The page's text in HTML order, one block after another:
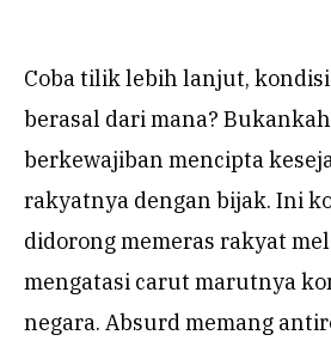
Coba tilik lebih lanjut,
berasal dari mana?
berkewajiban mencipta
rakyatnya dengan bijak. Ini
didorong memeras rakyat
mengatasi carut marutnya
negara. Absurd memang